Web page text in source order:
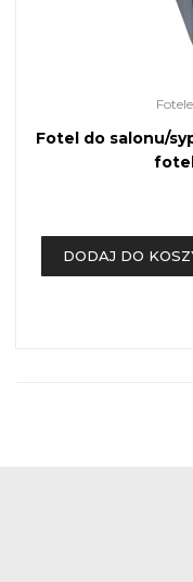
Fotele
Fotel do salonu/
DODAJ DO